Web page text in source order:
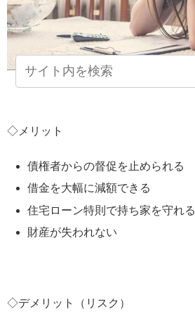
◇メリット
債権者からの督促を止められる
借金を大幅に減額できる
住宅ローン特則で持ち家を守れる
財産が失われない
◇デメリット（リスク）